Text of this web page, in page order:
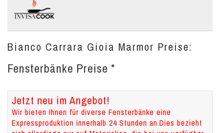
Bianco Carrara Gioia Marmor Preise:
Fensterbänke Preise *
Jetzt neu im Angebot!
Wir bieten Ihnen für diverse Fensterbänke eine
Expressproduktion innerhalb 24 Stunden an.Dies bezieht